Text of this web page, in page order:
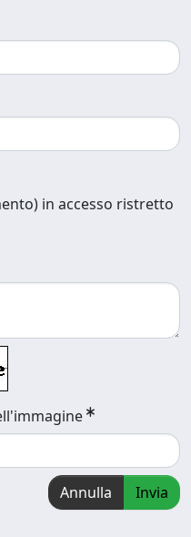
in accesso ristretto
Annulla Invia